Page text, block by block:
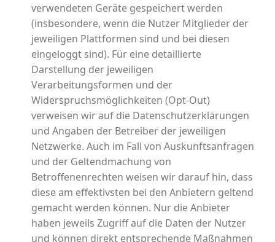
verwendeten Geräte gespeichert werden
(insbesondere, wenn die Nutzer Mitglieder der
jeweiligen Plattformen sind und bei diesen
eingeloggt sind). Für eine detaillierte
Darstellung der jeweiligen
Verarbeitungsformen und der
Widerspruchsmöglichkeiten (Opt-Out)
verweisen wir auf die Datenschutzerklärungen
und Angaben der Betreiber der jeweiligen
Netzwerke. Auch im Fall von Auskunftsanfragen
und der Geltendmachung von
Betroffenenrechten weisen wir darauf hin, dass
diese am effektivsten bei den Anbietern geltend
gemacht werden können. Nur die Anbieter
haben jeweils Zugriff auf die Daten der Nutzer
und können direkt entsprechende Maßnahmen